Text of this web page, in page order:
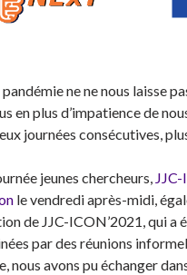
ne ne nous laisse
en plus d’impatience de
journées consécutives,
jeunes chercheurs, JJC-
le vendredi après-midi,
de JJC-ICON’2021, qui
par des réunions
nous avons pu échanger